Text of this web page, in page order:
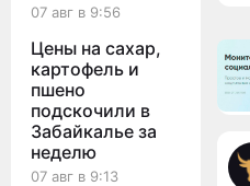
07 авг в 9:56
Цены на сахар,
картофель и
пшено
подскочили в
Забайкалье за
неделю
07 авг в 9:13